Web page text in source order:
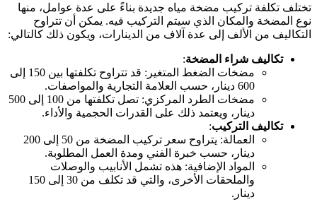
تختلف تكلفة تركيب مضخة مياه جديدة بناءً على عدة عوامل، منها
نوع المضخة والمكان الذي سيتم التركيب فيه. يمكن أن تتراوح
التكاليف من الألف إلى عدة آلاف من الدينارات، ويكون ذلك كالتالي:
تكاليف شراء المضخة:
مضخات الضغط المتغير: قد تتراوح تكلفتها بين 150 إلى
600 دينار، حسب العلامة التجارية والمواصفات.
مضخات الطرد المركزي: تصل تكلفتها من 100 إلى 500
دينار، ويعتمد ذلك على القدرات الحجمية والأداء.
تكاليف التركيب:
العمالة: يتراوح سعر تركيب المضخة من 50 إلى 200
دينار، حسب خبرة الفني ومدة العمل المطلوبة.
المواد الإضافية: هذه تشمل الأنابيب والوصلات
والملحقات الأخرى، والتي قد تكلف من 30 إلى 150
دينار.